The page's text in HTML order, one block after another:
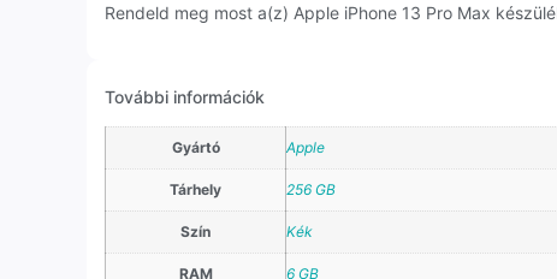
Rendeld meg most a(z) Apple iPhone 13 Pro Max
További információk
Gyártó Apple
Tárhely 256 GB
Szín Kék
RAM 6 GB